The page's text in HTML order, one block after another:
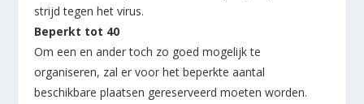
strijd tegen het virus.
Beperkt tot 40
Om een en ander toch zo goed mogelijk te
organiseren, zal er voor het beperkte aantal
beschikbare plaatsen gereserveerd moeten worden.